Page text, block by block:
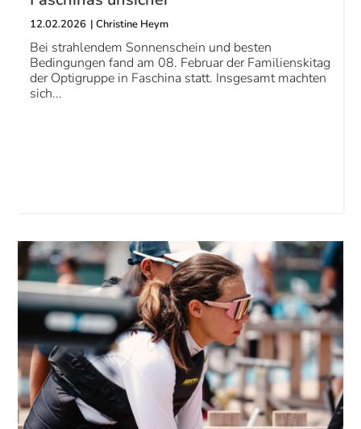
12.02.2026 |Christine Heym
Bei strahlendem Sonnenschein und besten
Bedingungen fand am 08. Februar der Familienskitag
der Optigruppe in Faschina statt. Insgesamt machten
sich...